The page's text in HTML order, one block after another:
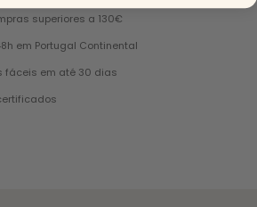
superiores a 130€
em Portugal Continental
fáceis em até 30 dias